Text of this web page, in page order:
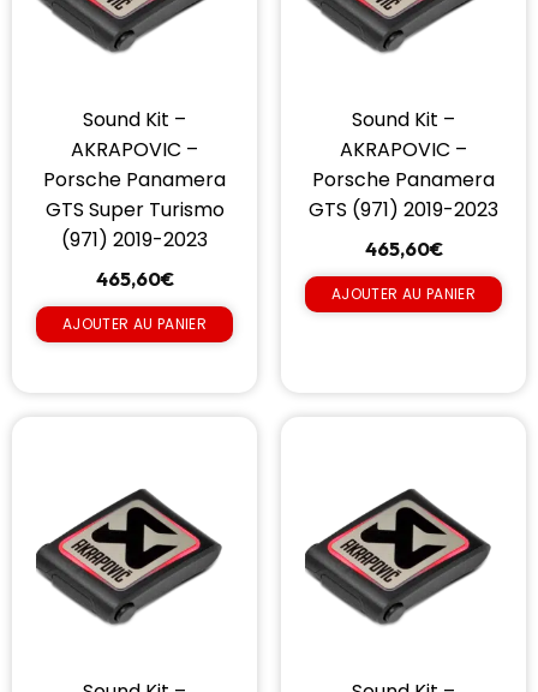
Sound Kit –
AKRAPOVIC –
Porsche Panamera
GTS Super Turismo
(971) 2019-2023
465,60€
AJOUTER AU PANIER
Sound Kit –
AKRAPOVIC –
Porsche Panamera
GTS (971) 2019-2023
465,60€
AJOUTER AU PANIER